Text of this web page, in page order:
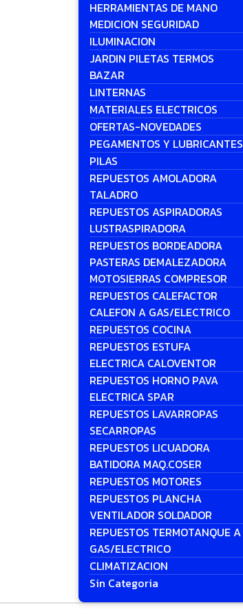
HERRAMIENTAS DE MANO
MEDICION SEGURIDAD
ILUMINACION
JARDIN PILETAS TERMOS
BAZAR
LINTERNAS
MATERIALES ELECTRICOS
OFERTAS-NOVEDADES
PEGAMENTOS Y LUBRICANTES
PILAS
REPUESTOS AMOLADORA
TALADRO
REPUESTOS ASPIRADORAS
LUSTRASPIRADORA
REPUESTOS BORDEADORA
PASTERAS DEMALEZADORA
MOTOSIERRAS COMPRESOR
REPUESTOS CALEFACTOR
CALEFON A GAS/ELECTRICO
REPUESTOS COCINA
REPUESTOS ESTUFA
ELECTRICA CALOVENTOR
REPUESTOS HORNO PAVA
ELECTRICA SPAR
REPUESTOS LAVARROPAS
SECARROPAS
REPUESTOS LICUADORA
BATIDORA MAQ.COSER
REPUESTOS MOTORES
REPUESTOS PLANCHA
VENTILADOR SOLDADOR
REPUESTOS TERMOTANQUE A
GAS/ELECTRICO
CLIMATIZACION
Sin Categoria